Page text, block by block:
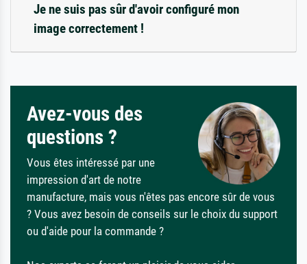
Je ne suis pas sûr d'avoir configuré mon
image correctement !
Avez-vous des
questions ?
Vous êtes intéressé par une
impression d'art de notre
manufacture, mais vous n'êtes pas encore sûr de vous
? Vous avez besoin de conseils sur le choix du support
ou d'aide pour la commande ?